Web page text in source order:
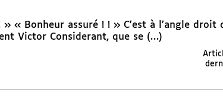
« Bonheur assuré ! ! » C’est à l’angle
Victor Considerant, que se (…)